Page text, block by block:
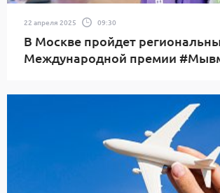
22 апреля 2025 09:30
В Москве пройдет
Международной премии